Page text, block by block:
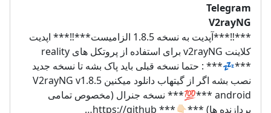
Telegram
V2rayNG
***‼️***آپدیت به نسخه 1.8.5 الزامیست***‼️*** اپدیت
کلاینت v2rayNG برای استفاده از پروتکل های reality
***💤*** : حتما نسخه قبلی باید پاک بشه تا نسخه جدید
نصب بشه اگر از گیتهاب دانلود میکنین V2rayNG v1.8.5
android ***💯*** نسخه جنرال (مخصوص تمامی
پردازنده ها) ***👇🏻*** https://github…